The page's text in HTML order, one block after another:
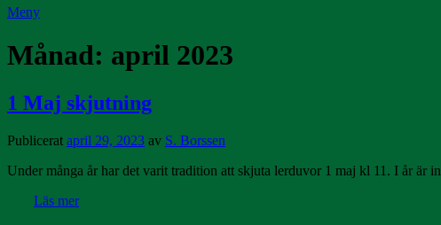
Meny
Månad: april 2023
1 Maj skjutning
Publicerat april 29, 2023 av S. Borssen
Under många år har det varit tradition att skjuta lerduvor 1 maj kl 11. I år är
Läs mer